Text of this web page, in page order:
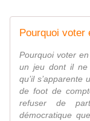
Pourquoi voter
Pourquoi voter
un jeu dont il ne
qu’il
de foot de
refuser de
démocratique